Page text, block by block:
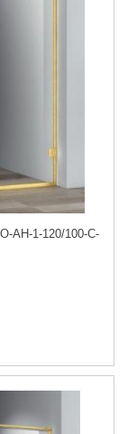
AH-1-120/100-C-